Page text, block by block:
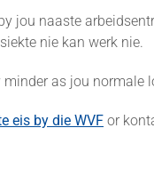
jou naaste
nie kan werk nie.
as jou normale
eis by die WVF or